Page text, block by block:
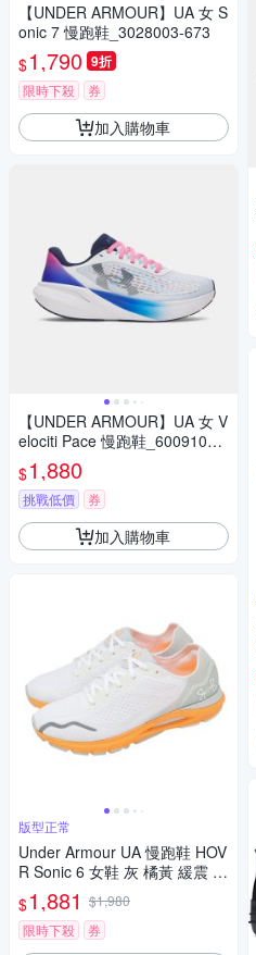
【UNDER ARMOUR】UA 女 S
onic 7 慢跑鞋_3028003-673
$1,790 9折
限時下殺 券
加入購物車
【UNDER ARMOUR】UA 女 V
elociti Pace 慢跑鞋_6009108-
106
$1,880
挑戰低價 券
加入購物車
版型正常
Under Armour UA 慢跑鞋 HOV
R Sonic 6 女鞋 灰 橘黃 緩震 運
動鞋 UA 3026128106
$1,881 $1,980
限時下殺
券